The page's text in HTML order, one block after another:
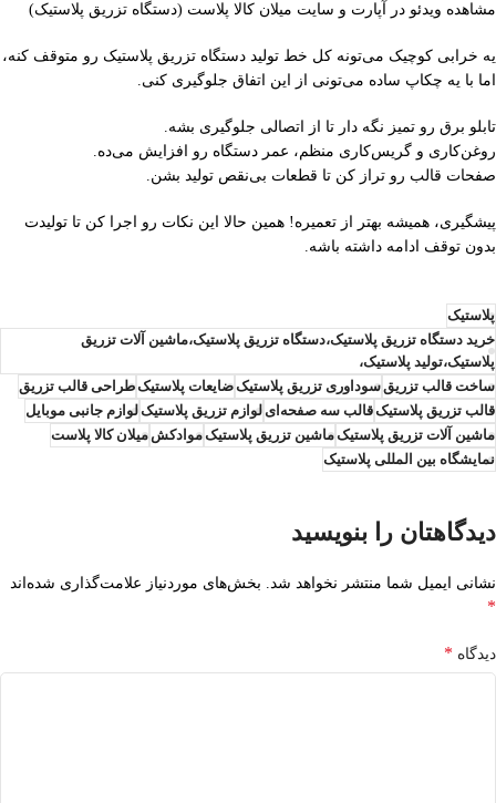
مشاهده ویدئو در آپارت و سایت میلان کالا پلاست (دستگاه تزریق پلاستیک)
یه خرابی کوچیک می‌تونه کل خط تولید دستگاه تزریق پلاستیک رو متوقف کنه،
اما با یه چکاپ ساده می‌تونی از این اتفاق جلوگیری کنی.
تابلو برق رو تمیز نگه دار تا از اتصالی جلوگیری بشه.
روغن‌کاری و گریس‌کاری منظم، عمر دستگاه رو افزایش می‌ده.
صفحات قالب رو تراز کن تا قطعات بی‌نقص تولید بشن.
پیشگیری، همیشه بهتر از تعمیره! همین حالا این نکات رو اجرا کن تا تولیدت
بدون توقف ادامه داشته باشه.
پلاستیک
خرید دستگاه تزریق پلاستیک،دستگاه تزریق پلاستیک،ماشین آلات تزریق
پلاستیک،تولید پلاستیک،
ساخت قالب تزریقسوداوری تزریق پلاستیکضایعات پلاستیکطراحی قالب تزریق
قالب تزریق پلاستیکقالب سه صفحه‌ای لوازم تزریق پلاستیکلوازم جانبی موبایل
ماشین آلات تزریق پلاستیکماشین تزریق پلاستیکموادکش میلان کالا پلاست
نمایشگاه بین المللی پلاستیک
دیدگاهتان را بنویسید
نشانی ایمیل شما منتشر نخواهد شد. بخش‌های موردنیاز علامت‌گذاری شده‌اند
*
دیدگاه *